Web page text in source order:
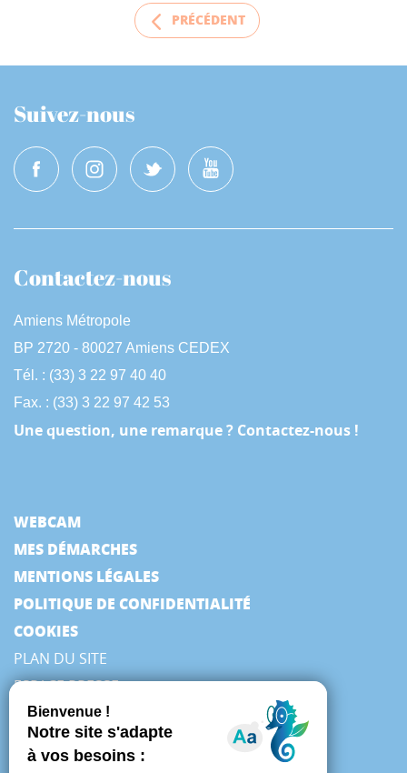
PRÉCÉDENT
Suivez-nous
Contactez-nous
Amiens Métropole
BP 2720 - 80027 Amiens CEDEX
Tél. : (33) 3 22 97 40 40
Fax. : (33) 3 22 97 42 53
Une question, une remarque ? Contactez-nous !
WEBCAM
MES DÉMARCHES
MENTIONS LÉGALES
POLITIQUE DE CONFIDENTIALITÉ
COOKIES
PLAN DU SITE
ESPACE PRESSE